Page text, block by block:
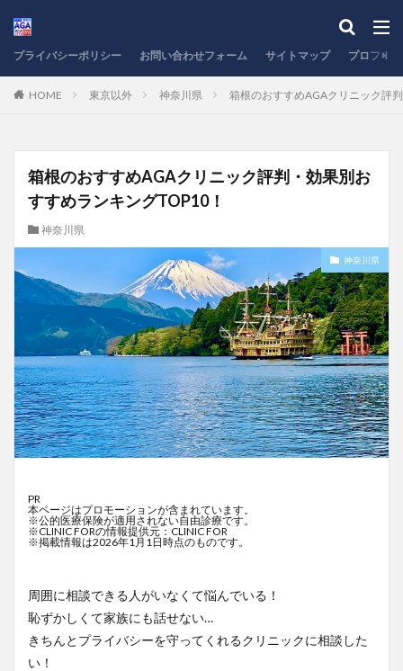
プライバシーポリシー お問い合わせフォーム サイトマップ プロフィ
HOME 東京以外 神奈川県 箱根のおすすめAGAクリニック評
箱根のおすすめAGAクリニック評判・効果別お
すすめランキングTOP10！
神奈川県
神奈川県
PR
本ページはプロモーションが含まれています。
※公的医療保険が適用されない自由診療です。
※CLINIC FORの情報提供元：CLINIC FOR
※掲載情報は2026年1月1日時点のものです。
周囲に相談できる人がいなくて悩んでいる！
恥ずかしくて家族にも話せない…
きちんとプライバシーを守ってくれるクリニックに相談した
い！